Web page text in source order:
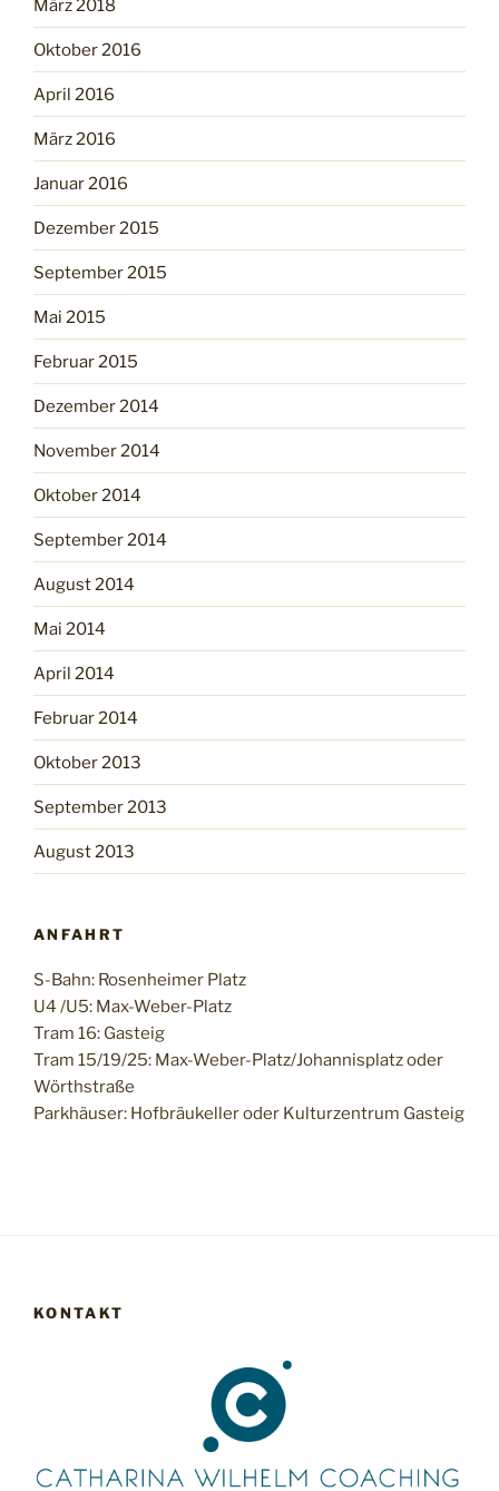
März 2018
Oktober 2016
April 2016
März 2016
Januar 2016
Dezember 2015
September 2015
Mai 2015
Februar 2015
Dezember 2014
November 2014
Oktober 2014
September 2014
August 2014
Mai 2014
April 2014
Februar 2014
Oktober 2013
September 2013
August 2013
ANFAHRT
S-Bahn: Rosenheimer Platz
U4 /U5: Max-Weber-Platz
Tram 16: Gasteig
Tram 15/19/25: Max-Weber-Platz/Johannisplatz oder
Wörthstraße
Parkhäuser: Hofbräukeller oder Kulturzentrum Gasteig
KONTAKT